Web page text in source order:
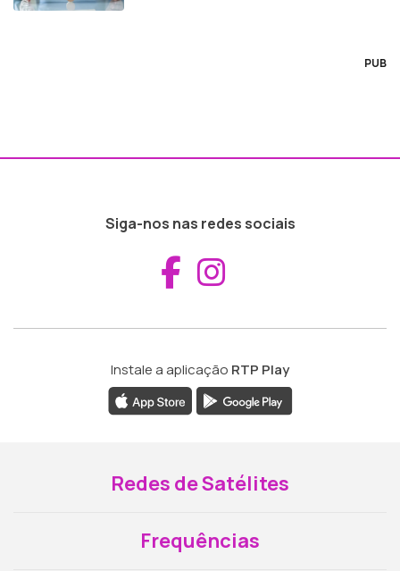
PUB
Siga-nos nas redes sociais
Aceder ao
Instale a aplicação RTP Play
Redes de Satélites
Frequências